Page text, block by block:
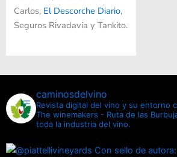
Carlos, El Descorche Diario,
Seguros Rivadavia y Tankito.
caminosdelvino
Revista digital del vino y su entorno
The winemakers - Ruta de las
toda la industria del vino.